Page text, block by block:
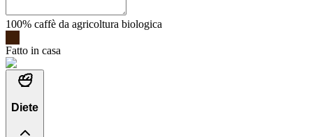
100% caffè da agricoltura biologica
Fatto in casa
Diete